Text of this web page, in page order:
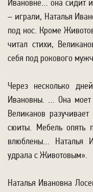
Ивановне… она сидит
– играли, Наталья
под нос. Кроме
читал стихи,
себя под рокового
Через несколько
Ивановны. … Она моет
Великанов
сюиты. Мебель опять
влюблены… Наталья
удрала с Животовым».
Наталья Ивановна